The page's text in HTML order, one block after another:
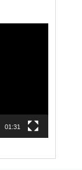
01:31